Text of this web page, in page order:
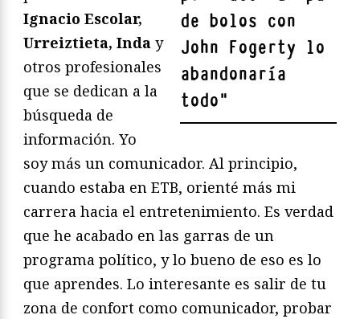
de bolos con
John Fogerty lo
abandonaría
todo"
Ignacio Escolar,
Urreiztieta, Inda y
otros profesionales
que se dedican a la
búsqueda de
información. Yo
soy más un comunicador. Al principio,
cuando estaba en ETB, orienté más mi
carrera hacia el entretenimiento. Es verdad
que he acabado en las garras de un
programa político, y lo bueno de eso es lo
que aprendes. Lo interesante es salir de tu
zona de confort como comunicador, probar